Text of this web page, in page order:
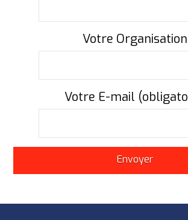
Votre Organisation
Votre E-mail